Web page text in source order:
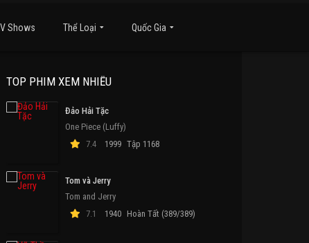
Shows Thể Loại Quốc Gia
TOP PHIM XEM NHIỀU
Đảo Hải Tặc
One Piece (Luffy)
7.4
1999 Tập 1168
Tom và Jerry
Tom and Jerry
7.1
1940 Hoàn Tất (389/389)